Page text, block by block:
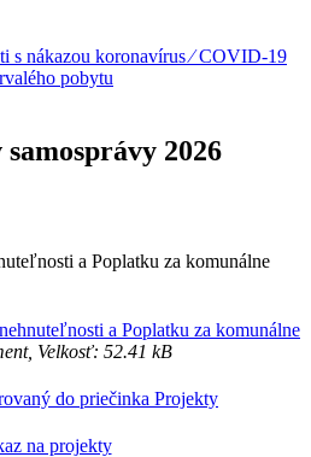
s nákazou koronavírus ⁄ COVID-19
pobytu
2026
a Poplatku za komunálne
Velkosť: 52.41 kB
na projekty